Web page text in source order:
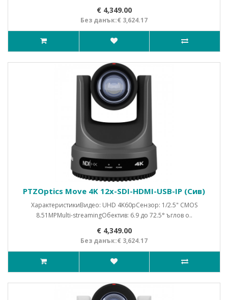
€ 4,349.00
Без данък:€ 3,624.17
PTZOptics Move 4K 12x-SDI-HDMI-USB-IP (Сив)
ХарактеристикиВидео: UHD 4K60pСензор: 1/2.5" CMOS
8.51MPMulti-streamingОбектив: 6.9 до 72.5° ъглов о..
€ 4,349.00
Без данък:€ 3,624.17